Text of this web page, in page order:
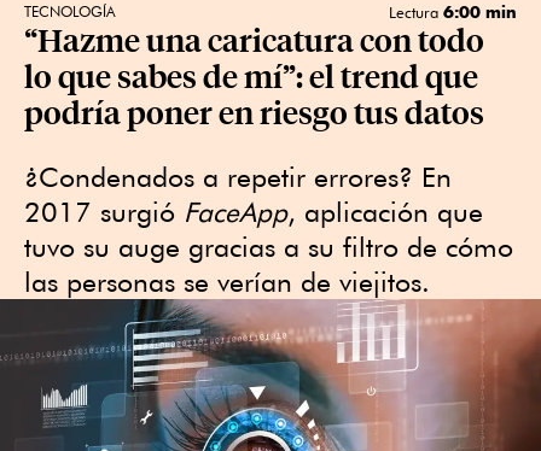
TECNOLOGÍA Lectura 6:00 min
“Hazme una caricatura con todo
lo que sabes de mí”: el trend que
podría poner en riesgo tus datos
¿Condenados a repetir errores? En
2017 surgió FaceApp, aplicación que
tuvo su auge gracias a su filtro de cómo
las personas se verían de viejitos.